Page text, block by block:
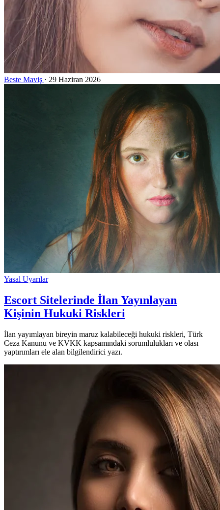
Beste Maviş · 29 Haziran 2026
Yasal Uyarılar
Escort Sitelerinde İlan Yayınlayan
Kişinin Hukuki Riskleri
İlan yayımlayan bireyin maruz kalabileceği hukuki riskleri, Türk
Ceza Kanunu ve KVKK kapsamındaki sorumlulukları ve olası
yaptırımları ele alan bilgilendirici yazı.